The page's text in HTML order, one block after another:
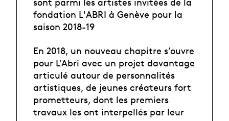
sont parmi les artistes invitées de la
fondation L'ABRI à Genève pour la
saison 2018-19
En 2018, un nouveau chapitre s’ouvre
pour L’Abri avec un projet davantage
articulé autour de personnalités
artistiques, de jeunes créateurs fort
prometteurs, dont les premiers
travaux les ont interpellés par leur